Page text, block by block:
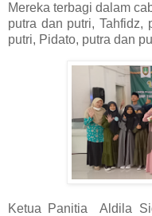
Mereka terbagi dalam
putra dan putri, Tahfidz,
putri, Pidato, putra dan
Ketua Panitia Aldila